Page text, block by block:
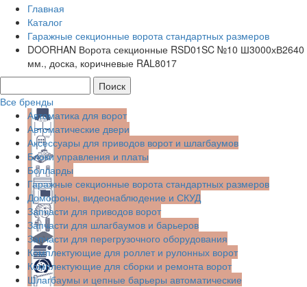
Главная
Каталог
Гаражные секционные ворота стандартных размеров
DOORHAN Ворота секционные RSD01SC №10 Ш3000хВ2640
мм., доска, коричневые RAL8017
Все бренды
Автоматика для ворот
Автоматические двери
Аксессуары для приводов ворот и шлагбаумов
Блоки управления и платы
Болларды
Гаражные секционные ворота стандартных размеров
Домофоны, видеонаблюдение и СКУД
Запчасти для приводов ворот
Запчасти для шлагбаумов и барьеров
Запчасти для перегрузочного оборудования
Комплектующие для роллет и рулонных ворот
Комплектующие для сборки и ремонта ворот
Шлагбаумы и цепные барьеры автоматические